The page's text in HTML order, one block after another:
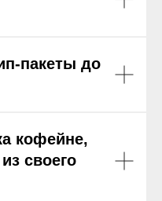
пакеты до
кофейне,
своего